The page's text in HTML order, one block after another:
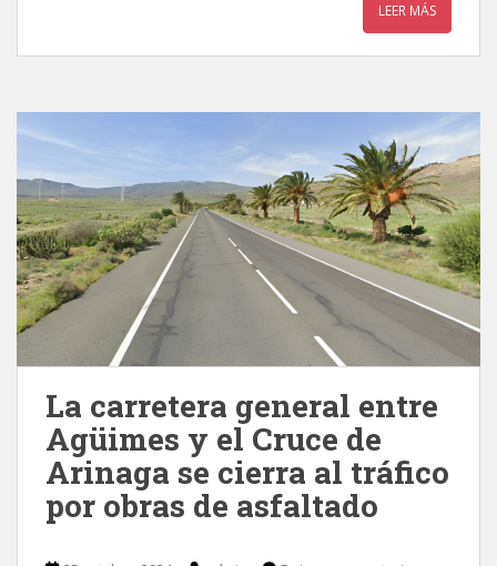
LEER MÁS
La carretera general entre
Agüimes y el Cruce de
Arinaga se cierra al tráfico
por obras de asfaltado